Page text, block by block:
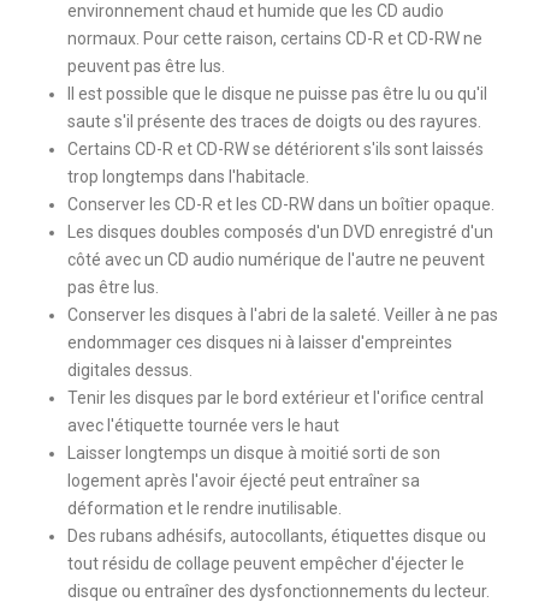
environnement chaud et humide que les CD audio
normaux. Pour cette raison, certains CD-R et CD-RW ne
peuvent pas être lus.
Il est possible que le disque ne puisse pas être lu ou qu'il
saute s'il présente des traces de doigts ou des rayures.
Certains CD-R et CD-RW se détériorent s'ils sont laissés
trop longtemps dans l'habitacle.
Conserver les CD-R et les CD-RW dans un boîtier opaque.
Les disques doubles composés d'un DVD enregistré d'un
côté avec un CD audio numérique de l'autre ne peuvent
pas être lus.
Conserver les disques à l'abri de la saleté. Veiller à ne pas
endommager ces disques ni à laisser d'empreintes
digitales dessus.
Tenir les disques par le bord extérieur et l'orifice central
avec l'étiquette tournée vers le haut
Laisser longtemps un disque à moitié sorti de son
logement après l'avoir éjecté peut entraîner sa
déformation et le rendre inutilisable.
Des rubans adhésifs, autocollants, étiquettes disque ou
tout résidu de collage peuvent empêcher d'éjecter le
disque ou entraîner des dysfonctionnements du lecteur.